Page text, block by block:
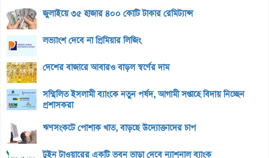
জুলাইয়ে ৩৫ হাজার ৪০০ কোটি টাকার রেমিট্যান্স
লভ্যাংশ দেবে না প্রিমিয়ার লিজিং
দেশের বাজারে আবারও বাড়ল স্বর্ণের দাম
সম্মিলিত ইসলামী ব্যাংকে নতুন পর্ষদ, আগামী সপ্তাহে বিদায় নিচ্ছেন
প্রশাসকরা
ঋণসংকটে পোশাক খাত, বাড়ছে উদ্যোক্তাদের চাপ
টুইন টাওয়ারের একটি ভবন ভাড়া দেবে ন্যাশনাল ব্যাংক